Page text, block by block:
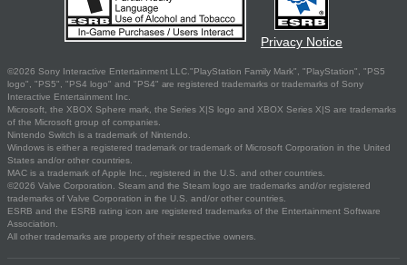
Privacy Notice
©2026 Sony Interactive Entertainment LLC."PlayStation Family Mark", "PlayStation", "PS5
logo", "PS5", "PS4 logo" and "PS4" are registered trademarks or trademarks of Sony
Interactive Entertainment Inc.
Microsoft, the XBOX Sphere mark, the Series X|S logo and XBOX Series X|S are trademarks
of the Microsoft group of companies.
Nintendo Switch is a trademark of Nintendo.
Windows is either a registered trademark or trademark of Microsoft Corporation in the United
States and/or other countries.
MAC is a trademark of Apple Inc., registered in the U.S. and other countries.
©2026 Valve Corporation. Steam and the Steam logo are trademarks and/or registered
trademarks of Valve Corporation in the U.S. and/or other countries.
ESRB and the ESRB rating icon are registered trademarks of the Entertainment Software
Association.
All other trademarks are property of their respective owners.